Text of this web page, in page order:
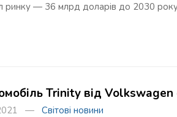
ринку — 36 млрд доларів до 2030
Trinity від
2021 — Світові новини